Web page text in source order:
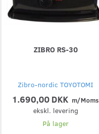
ZIBRO RS-30
Zibro-nordic TOYOTOMI
1.690,00 DKK m/Moms
ekskl. levering
På lager